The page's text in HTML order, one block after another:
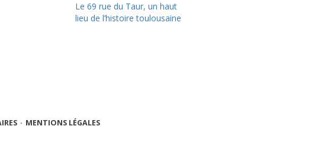
Le 69 rue du Taur, un haut
lieu de l’histoire toulousaine
· MENTIONS LÉGALES